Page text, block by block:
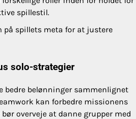
spillestil.
spillets meta for at justere
solo-strategier
bedre belønninger sammenlignet
kan forbedre missionens
overveje at danne grupper med